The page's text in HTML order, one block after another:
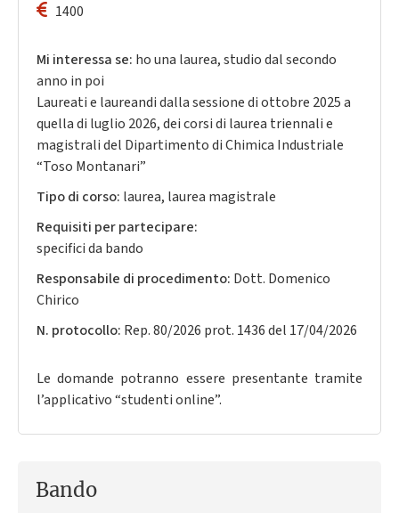
1400
Mi interessa se: ho una laurea, studio dal secondo
anno in poi
Laureati e laureandi dalla sessione di ottobre 2025 a
quella di luglio 2026, dei corsi di laurea triennali e
magistrali del Dipartimento di Chimica Industriale
“Toso Montanari”
Tipo di corso: laurea, laurea magistrale
Requisiti per partecipare:
specifici da bando
Responsabile di procedimento: Dott. Domenico
Chirico
N. protocollo: Rep. 80/2026 prot. 1436 del 17/04/2026
Le domande potranno essere presentante tramite
l’applicativo “studenti online”.
Bando